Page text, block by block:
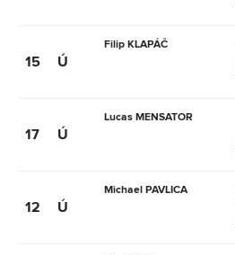
15 Ú
Filip KLAPÁČ
17 Ú
Lucas MENSATOR
12 Ú
Michael PAVLICA